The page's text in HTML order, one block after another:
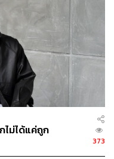
ปีคนนี้กำลังพุ่งสูงสุด
ยกับเขาแบบใกล้ชิด ปิด
และเสียงออโต้จูน เพื่อ
เขาในมุมที่หลายคน
ยกัน คำตอบที่ตรงไป
นคำนิยามข้างบนได้เป็น
าประหลาดใจมากกว่า
าไม่ได้ง่ายดายอย่างที่
ไม่ได้แค่ถูก
373